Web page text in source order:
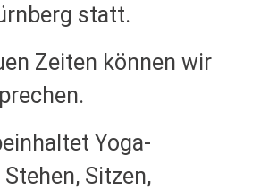
statt.
Zeiten können wir
Yoga-
Sitzen,